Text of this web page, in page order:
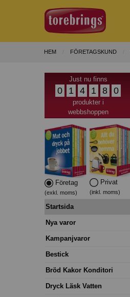
HEM FÖRETAGSKUND
Just nu finns
0 1 4 1 8 0
produkter i
webbshoppen
Företag
(exkl. moms)
Privat
(inkl. moms)
Startsida
Nya varor
Kampanjvaror
Bestick
Bröd Kakor Konditori
Dryck Läsk Vatten